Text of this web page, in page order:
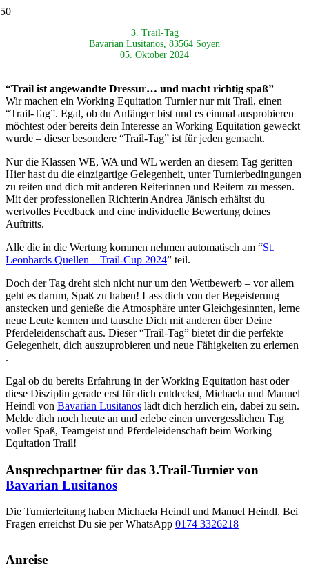
3. Trail-Tag
Bavarian Lusitanos, 83564 Soyen
05. Oktober 2024
“Trail ist angewandte Dressur… und macht richtig spaß”
Wir machen ein Working Equitation Turnier nur mit Trail, einen
“Trail-Tag”. Egal, ob du Anfänger bist und es einmal ausprobieren
möchtest oder bereits dein Interesse an Working Equitation geweckt
wurde – dieser besondere “Trail-Tag” ist für jeden gemacht.
Nur die Klassen WE, WA und WL werden an diesem Tag geritten
Hier hast du die einzigartige Gelegenheit, unter Turnierbedingungen
zu reiten und dich mit anderen Reiterinnen und Reitern zu messen.
Mit der professionellen Richterin Andrea Jänisch erhältst du
wertvolles Feedback und eine individuelle Bewertung deines
Auftritts.
Alle die in die Wertung kommen nehmen automatisch am “St.
Leonhards Quellen – Trail-Cup 2024” teil.
Doch der Tag dreht sich nicht nur um den Wettbewerb – vor allem
geht es darum, Spaß zu haben! Lass dich von der Begeisterung
anstecken und genieße die Atmosphäre unter Gleichgesinnten, lerne
neue Leute kennen und tausche Dich mit anderen über Deine
Pferdeleidenschaft aus. Dieser “Trail-Tag” bietet dir die perfekte
Gelegenheit, dich auszuprobieren und neue Fähigkeiten zu erlernen
.
Egal ob du bereits Erfahrung in der Working Equitation hast oder
diese Disziplin gerade erst für dich entdeckst, Michaela und Manuel
Heindl von Bavarian Lusitanos lädt dich herzlich ein, dabei zu sein.
Melde dich noch heute an und erlebe einen unvergesslichen Tag
voller Spaß, Teamgeist und Pferdeleidenschaft beim Working
Equitation Trail!
Ansprechpartner für das 3.Trail-Turnier von
Bavarian Lusitanos
Die Turnierleitung haben Michaela Heindl und Manuel Heindl. Bei
Fragen erreichst Du sie per WhatsApp 0174 3326218
Anreise